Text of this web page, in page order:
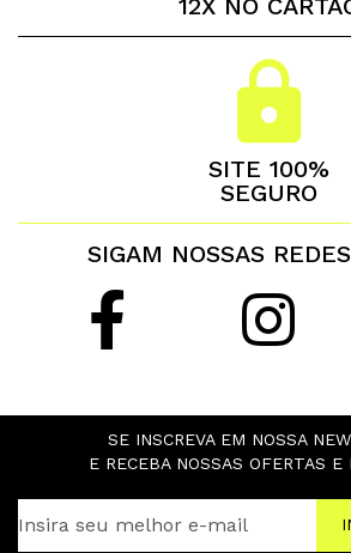
SITE 100%
SEGURO
SIGAM NOSSAS
SE INSCREVA EM NOSSA
E RECEBA NOSSAS OFERTAS E